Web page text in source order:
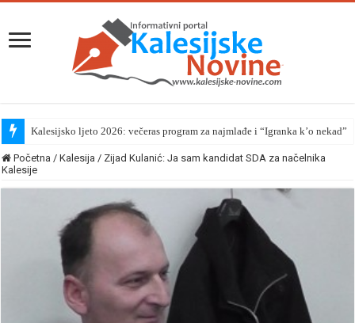
Kalesijsko ljeto 2026: večeras program za najmlađe i “Igranka k’o nekad”
Početna / Kalesija / Zijad Kulanić: Ja sam kandidat SDA za načelnika
Kalesije